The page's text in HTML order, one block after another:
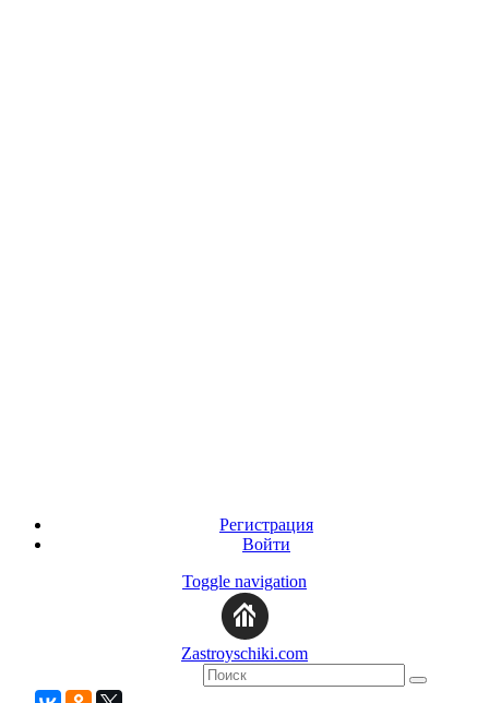
Регистрация
Войти
Toggle navigation
Zastroyschiki.com